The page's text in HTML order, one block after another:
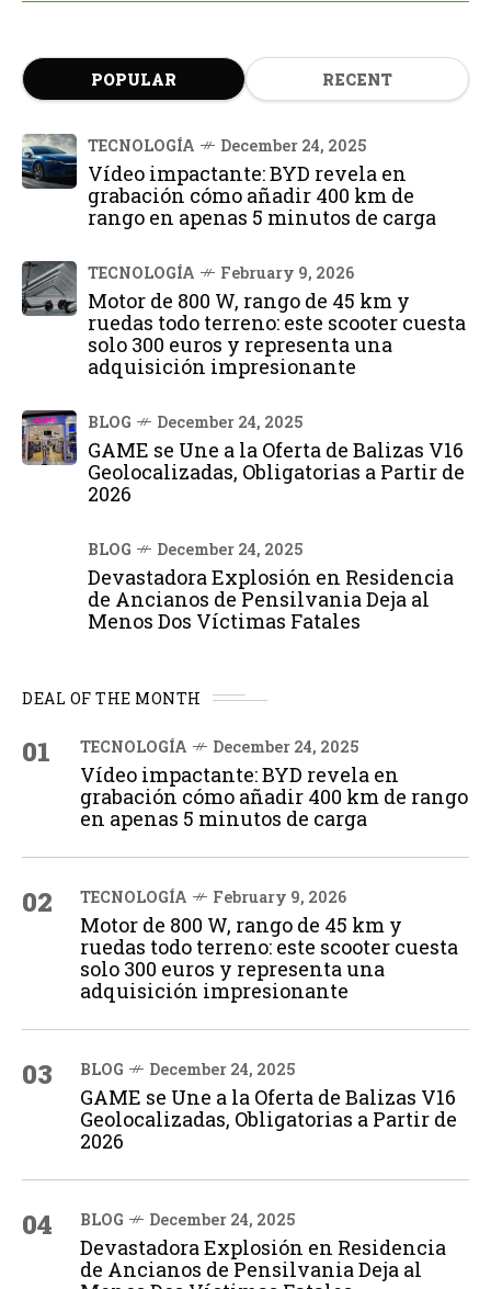
POPULAR RECENT
TECNOLOGÍA December 24, 2025
Vídeo impactante: BYD revela en
grabación cómo añadir 400 km de
rango en apenas 5 minutos de carga
TECNOLOGÍA February 9, 2026
Motor de 800 W, rango de 45 km y
ruedas todo terreno: este scooter cuesta
solo 300 euros y representa una
adquisición impresionante
BLOG December 24, 2025
GAME se Une a la Oferta de Balizas V16
Geolocalizadas, Obligatorias a Partir de
2026
BLOG December 24, 2025
Devastadora Explosión en Residencia
de Ancianos de Pensilvania Deja al
Menos Dos Víctimas Fatales
DEAL OF THE MONTH
01 TECNOLOGÍA December 24, 2025
Vídeo impactante: BYD revela en
grabación cómo añadir 400 km de rango
en apenas 5 minutos de carga
02 TECNOLOGÍA February 9, 2026
Motor de 800 W, rango de 45 km y
ruedas todo terreno: este scooter cuesta
solo 300 euros y representa una
adquisición impresionante
03 BLOG December 24, 2025
GAME se Une a la Oferta de Balizas V16
Geolocalizadas, Obligatorias a Partir de
2026
04 BLOG December 24, 2025
Devastadora Explosión en Residencia
de Ancianos de Pensilvania Deja al